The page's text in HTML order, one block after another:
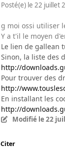
Posté(e) le 22 juillet
g moi ossi utiliser
Y a t'il le moyen
Le lien de gallean
Sinon, la liste des
http://
Pour trouver des
http://
En installant les
http://
Modifié le 22
Citer